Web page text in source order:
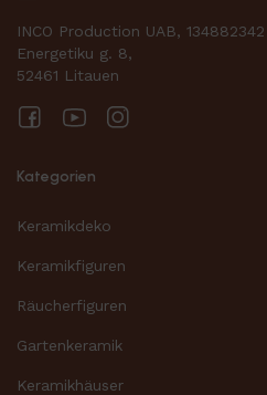
INCO Production UAB, 134882342
Energetiku g. 8,
52461 Litauen
FacebookYouTube
Kategorien
Keramikdeko
Keramikfiguren
Räucherfiguren
Gartenkeramik
Keramikhäuser